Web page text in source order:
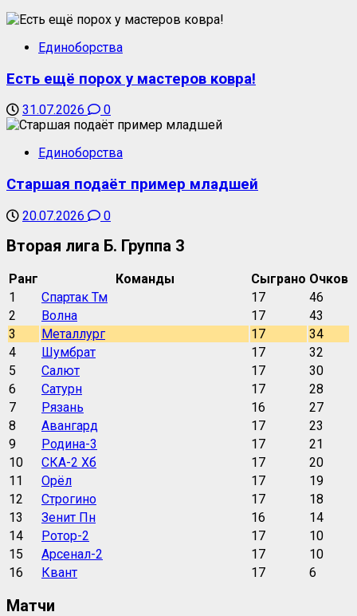
Единоборства
Есть ещё порох у мастеров ковра!
31.07.2026 0
Единоборства
Старшая подаёт пример младшей
20.07.2026 0
Вторая лига Б. Группа 3
Ранг Команды Сыграно Очков
1
Спартак Тм 17
46
2
Волна 17
43
3
Металлург 17
34
4
Шумбрат 17
32
5
Салют 17
30
6
Сатурн 17
28
7
Рязань 16
27
8
Авангард 17
23
9
Родина-3 17
21
10
СКА-2 Хб 17
20
11
Орёл 17
19
12
Строгино 17
18
13
Зенит Пн 16
14
14
Ротор-2 17
10
15
Арсенал-2 17
10
16
Квант 17 6
Матчи